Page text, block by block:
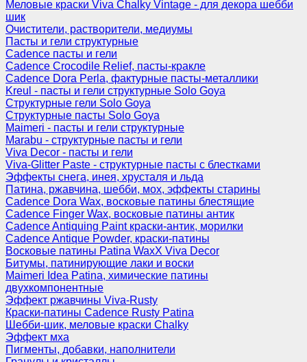
Меловые краски Viva Chalky Vintage - для декора шебби
шик
Очистители, растворители, медиумы
Пасты и гели структурные
Cadence пасты и гели
Cadence Crocodile Relief, пасты-кракле
Cadence Dora Perla, фактурные пасты-металлики
Kreul - пасты и гели структурные Solo Goya
Структурные гели Solo Goya
Структурные пасты Solo Goya
Maimeri - пасты и гели структурные
Marabu - структурные пасты и гели
Viva Decor - пасты и гели
Viva-Glitter Paste - структурные пасты с блестками
Эффекты снега, инея, хрусталя и льда
Патина, ржавчина, шебби, мох, эффекты старины
Cadence Dora Wax, восковые патины блестящие
Cadence Finger Wax, восковые патины антик
Сadence Antiquing Paint краски-антик, морилки
Cadence Antique Powder, краски-патины
Восковые патины Patina WaxX Viva Decor
Битумы, патинирующие лаки и воски
Maimeri Idea Patina, химические патины
двухкомпонентные
Эффект ржавчины Viva-Rusty
Краски-патины Cadence Rusty Patina
Шебби-шик, меловые краски Chalky
Эффект мха
Пигменты, добавки, наполнители